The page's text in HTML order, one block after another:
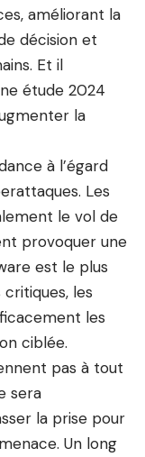
améliorant la
décision et
Et il
étude 2024
la
à l’égard
Les
le vol de
provoquer une
est le plus
les
les
ciblée.
pas à tout
sera
la prise pour
Un long